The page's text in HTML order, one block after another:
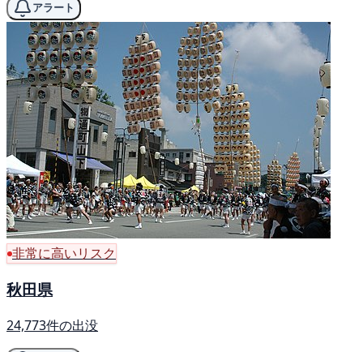
アラート
非常に高いリスク
秋田県
24,773件の出没